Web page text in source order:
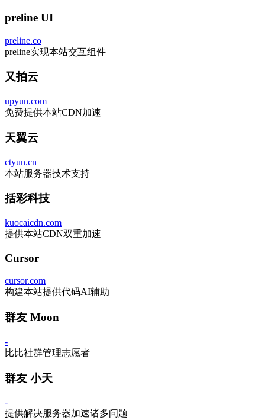
preline UI
preline.co
preline实现本站交互组件
又拍云
upyun.com
免费提供本站CDN加速
天翼云
ctyun.cn
本站服务器技术支持
括彩科技
kuocaicdn.com
提供本站CDN双重加速
Cursor
cursor.com
构建本站提供代码AI辅助
群友 Moon
-
比比社群管理志愿者
群友 小天
-
提供解决服务器加速诸多问题